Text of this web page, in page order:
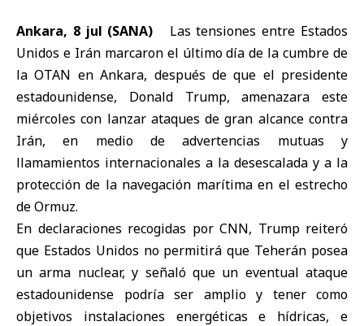
Ankara, 8 jul (SANA) Las tensiones entre Estados
Unidos e Irán marcaron el último día de lacumbre de
la OTAN en Ankara, después de que el presidente
estadounidense, Donald Trump, amenazara este
miércoles con lanzar ataques de gran alcance contra
Irán, en medio de advertencias mutuas y
llamamientos internacionales a la desescalada y a la
protección de la navegación marítima en el estrecho
de Ormuz.
En declaraciones recogidas por CNN, Trump reiteró
que Estados Unidos no permitirá que Teherán posea
un arma nuclear, y señaló que un eventual ataque
estadounidense podría ser amplio y tener como
objetivos instalaciones energéticas e hídricas, e